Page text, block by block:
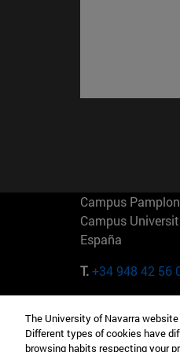
Campus
Campus
España
T.+34 948 42 56
Camino del
Madrid España
The University of Navarra
Different types of cookies have
browsing habits respecting your